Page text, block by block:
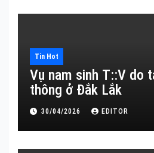
Tin Hot
Vụ nam sinh T::V do
thông ở Đắk Lắk
30/04/2026 EDITOR